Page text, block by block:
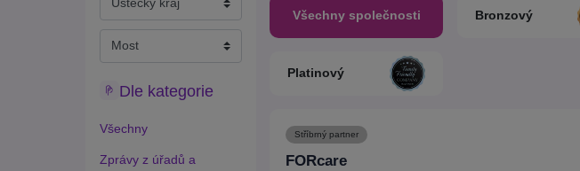
Dle kategorie
Všechny
Zprávy z úřadů a
Všechny společnosti Bronzový
Platinový
Stříbrný partner
FORcare